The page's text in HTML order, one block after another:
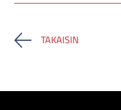
TAKAISIN